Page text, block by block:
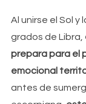
Al unirse el Sol y
grados de Libra,
prepara para el
emocional
antes de